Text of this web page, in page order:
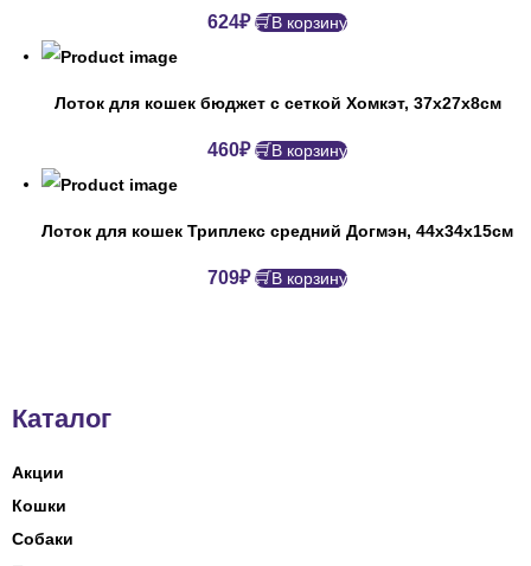
624₽ В корзину
Лоток для кошек бюджет с сеткой Хомкэт, 37х27х8см
460₽ В корзину
Лоток для кошек Триплекс средний Догмэн, 44х34х15см
709₽ В корзину
Каталог
Акции
Кошки
Собаки